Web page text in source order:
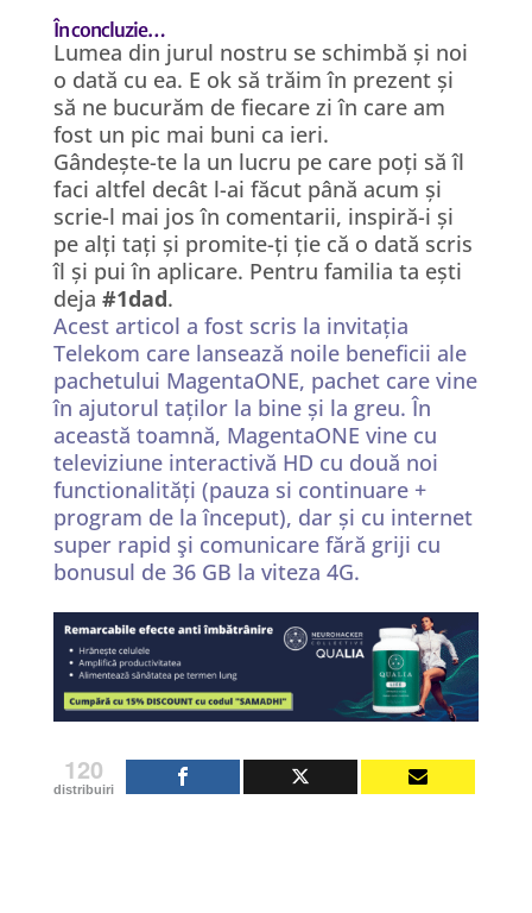
În concluzie…
Lumea din jurul nostru se schimbă și noi
o dată cu ea. E ok să trăim în prezent și
să ne bucurăm de fiecare zi în care am
fost un pic mai buni ca ieri.
Gândește-te la un lucru pe care poți să îl
faci altfel decât l-ai făcut până acum și
scrie-l mai jos în comentarii, inspiră-i și
pe alți tați și promite-ți ție că o dată scris
îl și pui în aplicare. Pentru familia ta ești
deja #1dad.
Acest articol a fost scris la invitația
Telekom care lansează noile beneficii ale
pachetului MagentaONE, pachet care vine
în ajutorul taților la bine și la greu. În
această toamnă, MagentaONE vine cu
televiziune interactivă HD cu două noi
functionalități (pauza si continuare +
program de la început), dar și cu internet
super rapid şi comunicare fără griji cu
bonusul de 36 GB la viteza 4G.
120
distribuiri